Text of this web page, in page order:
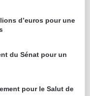
d’euros pour une
du Sénat pour un
pour le Salut de